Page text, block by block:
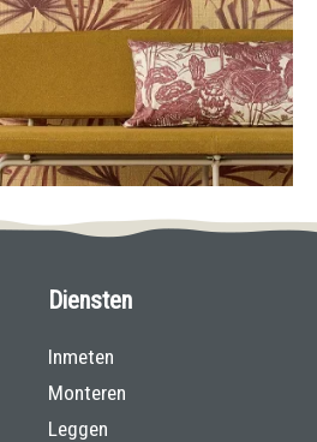
Diensten
Inmeten
Monteren
Leggen